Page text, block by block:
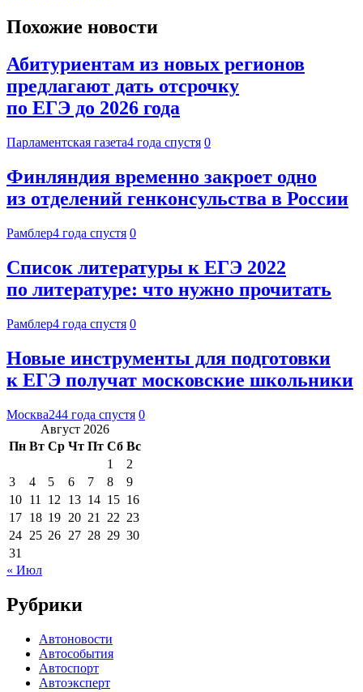
Похожие новости
Абитуриентам из новых регионов
предлагают дать отсрочку
по ЕГЭ до 2026 года
Парламентская газета4 года спустя 0
Финляндия временно закроет одно
из отделений генконсульства в России
Рамблер4 года спустя 0
Список литературы к ЕГЭ 2022
по литературе: что нужно прочитать
Рамблер4 года спустя 0
Новые инструменты для подготовки
к ЕГЭ получат московские школьники
Москва244 года спустя 0
Август 2026
Пн Вт Ср Чт Пт Сб Вс
1
2
3
4 5 6 7 8
9
10 11 12 13 14 15 16
17 18 19 20 21 22 23
24 25 26 27 28 29 30
31
« Июл
Рубрики
Автоновости
Автособытия
Автоспорт
Автоэксперт